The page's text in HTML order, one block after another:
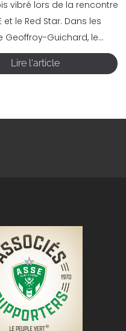
vibré lors de la rencontre
et le Red Star. Dans les
Geoffroy-Guichard, le...
Lire l'article